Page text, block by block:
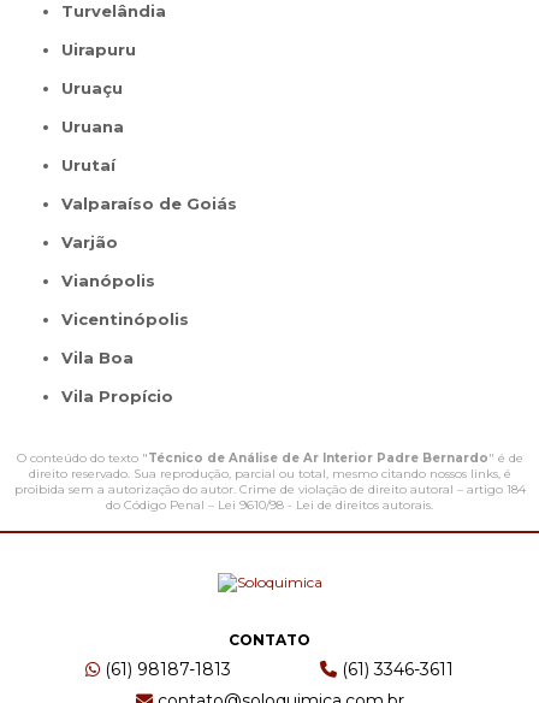
Turvelândia
Uirapuru
Uruaçu
Uruana
Urutaí
Valparaíso de Goiás
Varjão
Vianópolis
Vicentinópolis
Vila Boa
Vila Propício
O conteúdo do texto "Técnico de Análise de Ar Interior Padre Bernardo" é de
direito reservado. Sua reprodução, parcial ou total, mesmo citando nossos links, é
proibida sem a autorização do autor. Crime de violação de direito autoral – artigo 184
do Código Penal – Lei 9610/98 - Lei de direitos autorais.
CONTATO
(61) 98187-1813
(61) 3346-3611